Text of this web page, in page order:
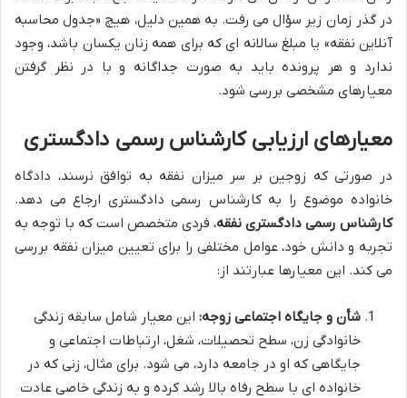
در گذر زمان زیر سؤال می رفت. به همین دلیل، هیچ «جدول محاسبه
آنلاین نفقه» یا مبلغ سالانه ای که برای همه زنان یکسان باشد، وجود
ندارد و هر پرونده باید به صورت جداگانه و با در نظر گرفتن
معیارهای مشخصی بررسی شود.
معیارهای ارزیابی کارشناس رسمی دادگستری
در صورتی که زوجین بر سر میزان نفقه به توافق نرسند، دادگاه
خانواده موضوع را به کارشناس رسمی دادگستری ارجاع می دهد.
کارشناس رسمی دادگستری نفقه، فردی متخصص است که با توجه به
تجربه و دانش خود، عوامل مختلفی را برای تعیین میزان نفقه بررسی
می کند. این معیارها عبارتند از:
شأن و جایگاه اجتماعی زوجه: این معیار شامل سابقه زندگی
خانوادگی زن، سطح تحصیلات، شغل، ارتباطات اجتماعی و
جایگاهی که او در جامعه دارد، می شود. برای مثال، زنی که در
خانواده ای با سطح رفاه بالا رشد کرده و به زندگی خاصی عادت